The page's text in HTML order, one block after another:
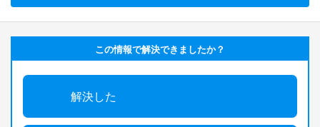
この情報で解決できましたか？
解決した